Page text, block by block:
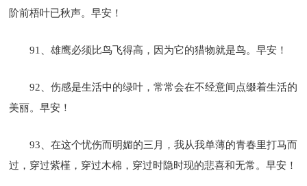
阶前梧叶已秋声。早安！
91、雄鹰必须比鸟飞得高，因为它的猎物就是鸟。早安！
92、伤感是生活中的绿叶，常常会在不经意间点缀着生活的
美丽。早安！
93、在这个忧伤而明媚的三月，我从我单薄的青春里打马而
过，穿过紫槿，穿过木棉，穿过时隐时现的悲喜和无常。早安！